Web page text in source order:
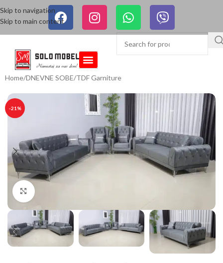
Skip to navigation
Skip to main content
Home/DNEVNE SOBE/TDF Garniture
-21%
Click to enlarge